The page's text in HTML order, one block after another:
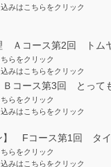
みはこちらをクリック
Ａコース第2回 トム
らをクリック
みはこちらをクリック
コース第3回 とって
らをクリック
みはこちらをクリック
】 Fコース第1回 タ
らをクリック
みはこちらをクリック